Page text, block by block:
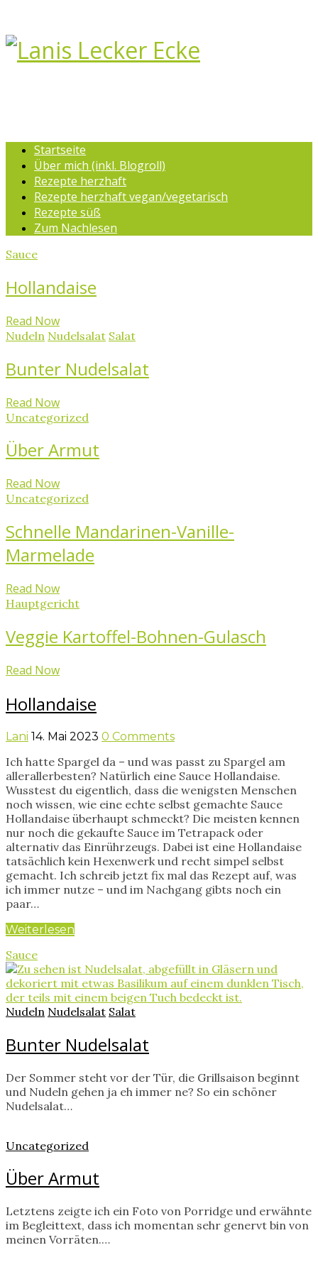
Startseite
Über mich (inkl. Blogroll)
Rezepte herzhaft
Rezepte herzhaft vegan/vegetarisch
Rezepte süß
Zum Nachlesen
Sauce
Hollandaise
Read Now
Nudeln Nudelsalat Salat
Bunter Nudelsalat
Read Now
Uncategorized
Über Armut
Read Now
Uncategorized
Schnelle Mandarinen-Vanille-
Marmelade
Read Now
Hauptgericht
Veggie Kartoffel-Bohnen-Gulasch
Read Now
Hollandaise
Lani 14. Mai 2023 0 Comments
Ich hatte Spargel da – und was passt zu Spargel am
allerallerbesten? Natürlich eine Sauce Hollandaise.
Wusstest du eigentlich, dass die wenigsten Menschen
noch wissen, wie eine echte selbst gemachte Sauce
Hollandaise überhaupt schmeckt? Die meisten kennen
nur noch die gekaufte Sauce im Tetrapack oder
alternativ das Einrührzeugs. Dabei ist eine Hollandaise
tatsächlich kein Hexenwerk und recht simpel selbst
gemacht. Ich schreib jetzt fix mal das Rezept auf, was
ich immer nutze – und im Nachgang gibts noch ein
paar…
Weiterlesen
Sauce
Nudeln Nudelsalat Salat
Bunter Nudelsalat
Der Sommer steht vor der Tür, die Grillsaison beginnt
und Nudeln gehen ja eh immer ne? So ein schöner
Nudelsalat…
Uncategorized
Über Armut
Letztens zeigte ich ein Foto von Porridge und erwähnte
im Begleittext, dass ich momentan sehr genervt bin von
meinen Vorräten.…